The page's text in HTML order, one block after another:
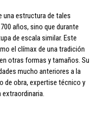
una estructura de tales
años, sino que durante
de escala similar. Este
el clímax de una tradición
otras formas y tamaños. Su
mucho anteriores a la
de obra, expertise técnico y